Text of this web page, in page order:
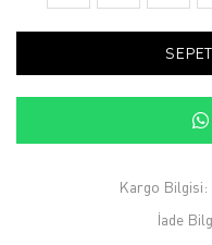
Kargo Bilgisi:
İade